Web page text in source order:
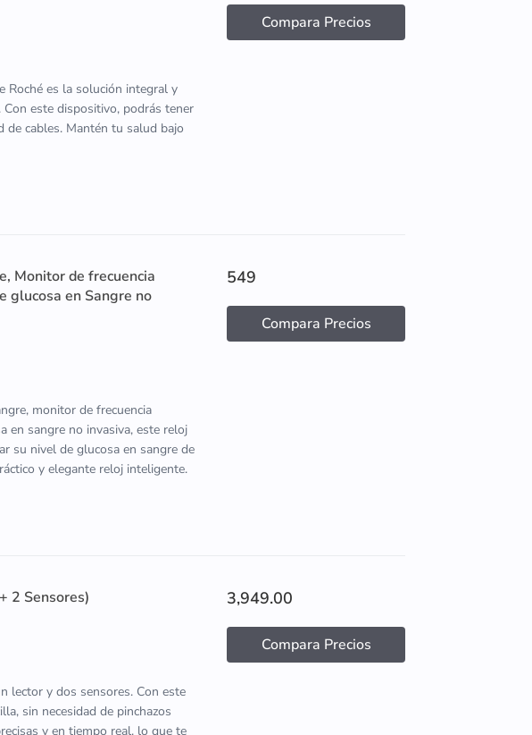
Roché es la solución integral y
este dispositivo, podrás tener
de cables. Mantén tu salud bajo
Compara Precios
Monitor de frecuencia
glucosa en Sangre no
monitor de frecuencia
en sangre no invasiva, este reloj
su nivel de glucosa en sangre de
y elegante reloj inteligente.
549
Compara Precios
2 Sensores)
lector y dos sensores. Con este
sin necesidad de pinchazos
y en tiempo real, lo que te
3,949.00
Compara Precios